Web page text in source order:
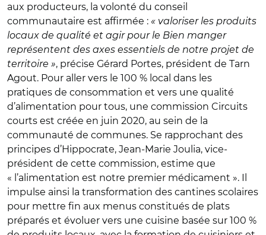
aux producteurs, la volonté du conseil
communautaire est affirmée : « valoriser les produits
locaux de qualité et agir pour le Bien manger
représentent des axes essentiels de notre projet de
territoire », précise Gérard Portes, président de Tarn
Agout. Pour aller vers le 100 % local dans les
pratiques de consommation et vers une qualité
d’alimentation pour tous, une commission Circuits
courts est créée en juin 2020, au sein de la
communauté de communes. Se rapprochant des
principes d’Hippocrate, Jean-Marie Joulia, vice-
président de cette commission, estime que
« l’alimentation est notre premier médicament ». Il
impulse ainsi la transformation des cantines scolaires
pour mettre fin aux menus constitués de plats
préparés et évoluer vers une cuisine basée sur 100 %